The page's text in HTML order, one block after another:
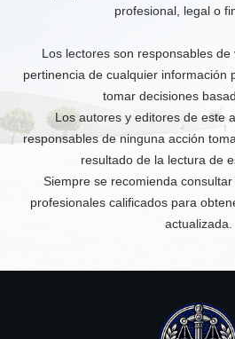
profesional, legal o
Los lectores son responsables
pertinencia de cualquier información
tomar decisiones
Los autores y editores de este
responsables de ninguna acción
resultado de la lectura de
Siempre se recomienda
profesionales calificados para
actualizada.